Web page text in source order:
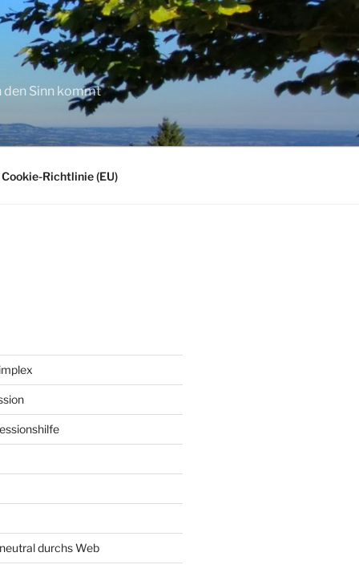
den Sinn kommt
Cookie-Richtlinie (EU)
durchs Web